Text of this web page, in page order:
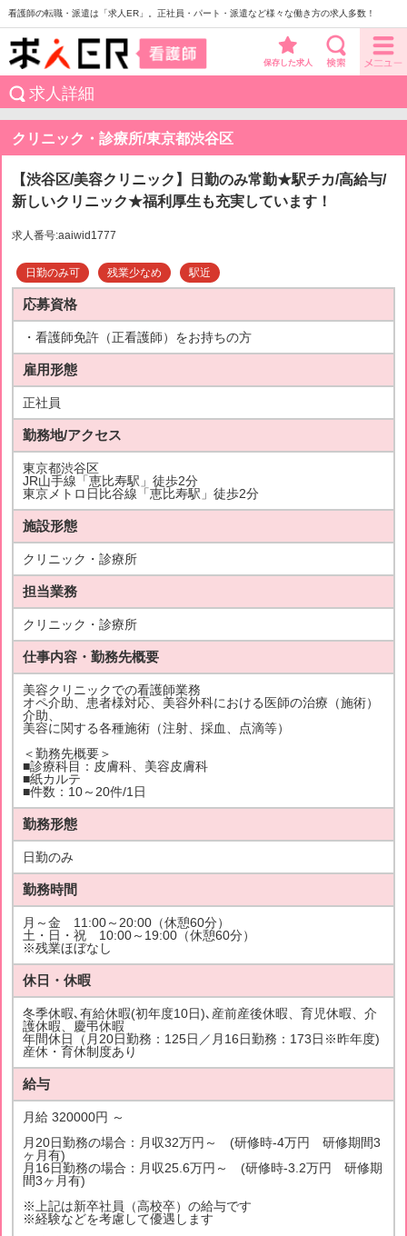
看護師の転職・派遣は「求人ER」。正社員・パート・派遣など様々な働き方の求人多数！
保存した求人
求人詳細
クリニック・診療所/東京都渋谷区
【渋谷区/美容クリニック】日勤のみ常勤★駅チカ/高給与/
新しいクリニック★福利厚生も充実しています！
求人番号:aaiwid1777
日勤のみ可 残業少なめ 駅近
応募資格
・看護師免許（正看護師）をお持ちの方
雇用形態
正社員
勤務地/アクセス
東京都渋谷区
JR山手線「恵比寿駅」徒歩2分
東京メトロ日比谷線「恵比寿駅」徒歩2分
施設形態
クリニック・診療所
担当業務
クリニック・診療所
仕事内容・勤務先概要
美容クリニックでの看護師業務
オペ介助、患者様対応、美容外科における医師の治療（施術）
介助、
美容に関する各種施術（注射、採血、点滴等）
＜勤務先概要＞
■診療科目：皮膚科、美容皮膚科
■紙カルテ
■件数：10～20件/1日
勤務形態
日勤のみ
勤務時間
月～金 11:00～20:00（休憩60分）
土・日・祝 10:00～19:00（休憩60分）
※残業ほぼなし
休日・休暇
冬季休暇､有給休暇(初年度10日)､産前産後休暇、育児休暇、介
護休暇、慶弔休暇
年間休日（月20日勤務：125日／月16日勤務：173日※昨年度)
産休・育休制度あり
給与
月給 320000円 ～
月20日勤務の場合：月収32万円～ (研修時-4万円 研修期間3
ヶ月有)
月16日勤務の場合：月収25.6万円～ (研修時-3.2万円 研修期
間3ヶ月有)
※上記は新卒社員（高校卒）の給与です
※経験などを考慮して優遇します